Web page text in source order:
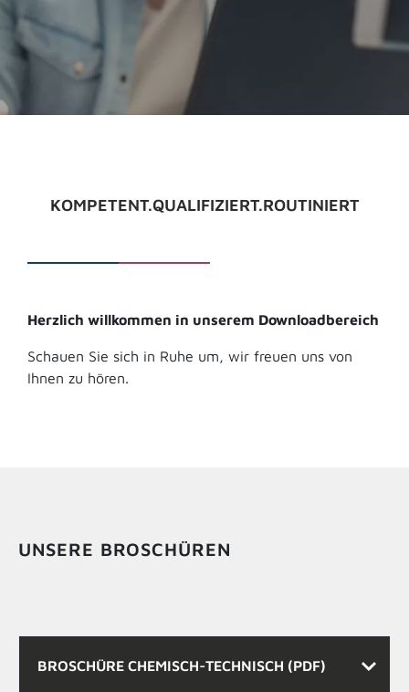
INFOS ANFORDERN
KOMPETENT.QUALIFIZIERT.ROUTINIERT
Herzlich willkommen in unserem Downloadbereich
Schauen Sie sich in Ruhe um, wir freuen uns von
Ihnen zu hören.
UNSERE BROSCHÜREN
BROSCHÜRE CHEMISCH-TECHNISCH (PDF)